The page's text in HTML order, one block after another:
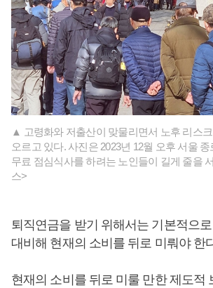
▲ 고령화와 저출산이 맞물리면서 노후 리스
오르고 있다. 사진은 2023년 12월 오후 서울
무료 점심식사를 하려는 노인들이 길게 줄을
스>
퇴직연금을 받기 위해서는 기본적으
대비해 현재의 소비를 뒤로 미뤄야 한
현재의 소비를 뒤로 미룰 만한 제도적